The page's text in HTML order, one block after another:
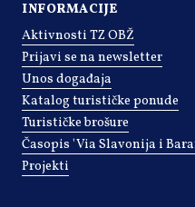
INFORMACIJE
Aktivnosti TZ OBŽ
Prijavi se na newsletter
Unos događaja
Katalog turističke ponude
Turističke brošure
Časopis 'Via Slavonija i
Projekti